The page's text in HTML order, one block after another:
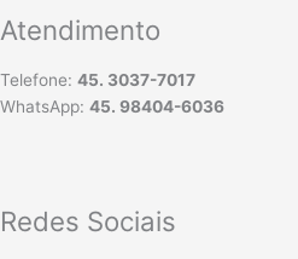
Atendimento
Telefone: 45. 3037-7017
WhatsApp: 45. 98404-6036
Redes Sociais